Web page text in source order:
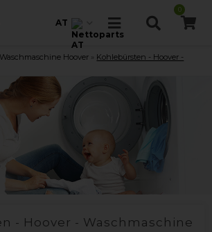
AT
0
Waschmaschine Hoover
Kohlebürsten - Hoover -
- Hoover - Waschmaschine